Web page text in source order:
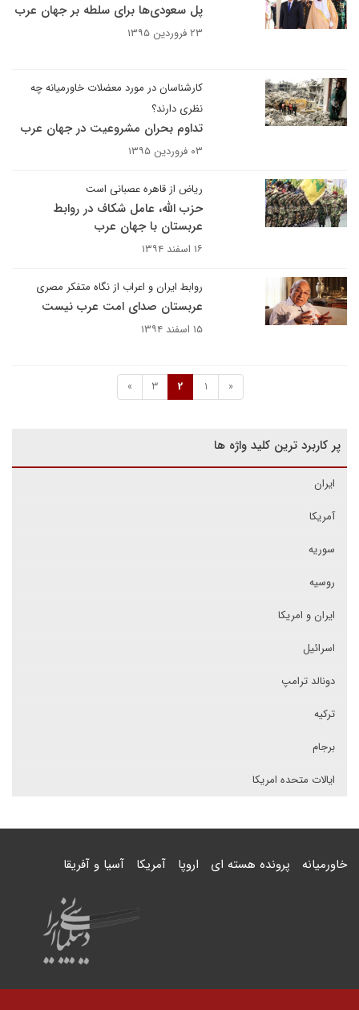
پل سعودی‌ها برای سلطه بر جهان عرب
۲۳ فروردین ۱۳۹۵
کارشناسان در مورد معضلات خاورمیانه چه
نظری دارند؟
تداوم بحران مشروعیت در جهان عرب
۰۳ فروردین ۱۳۹۵
ریاض از قاهره عصبانی است
حزب الله، عامل شکاف در روابط
عربستان با جهان عرب
۱۶ اسفند ۱۳۹۴
روابط ایران و اعراب از نگاه متفکر مصری
عربستان صدای امت عرب نیست
۱۵ اسفند ۱۳۹۴
«
1
2
3
»
پر کاربرد ترین کلید واژه ها
ایران
آمریکا
سوریه
روسیه
ایران و امریکا
اسرائیل
دونالد ترامپ
ترکیه
برجام
ایالات متحده امریکا
خاورمیانه پرونده هسته ای اروپا آمریکا آسیا و آفریقا